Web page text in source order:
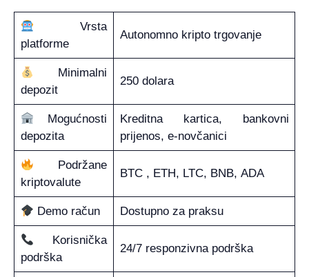
Vrsta
platforme
Autonomno kripto trgovanje
Minimalni
depozit
250 dolara
Mogućnosti
depozita
Kreditna kartica, bankovni
prijenos, e-novčanici
Podržane
kriptovalute
BTC , ETH, LTC, BNB, ADA
Demo račun Dostupno za praksu
Korisnička
podrška
24/7 responzivna podrška